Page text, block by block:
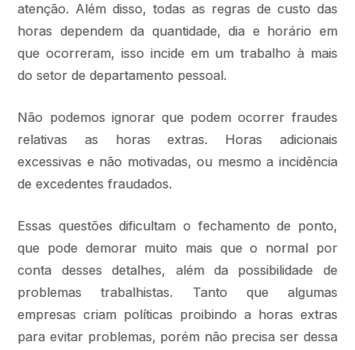
atenção. Além disso, todas as regras de custo das
horas dependem da quantidade, dia e horário em
que ocorreram, isso incide em um trabalho à mais
do setor de departamento pessoal.
Não podemos ignorar que podem ocorrer fraudes
relativas as horas extras. Horas adicionais
excessivas e não motivadas, ou mesmo a incidência
de excedentes fraudados.
Essas questões dificultam o fechamento de ponto,
que pode demorar muito mais que o normal por
conta desses detalhes, além da possibilidade de
problemas trabalhistas. Tanto que algumas
empresas criam políticas proibindo a horas extras
para evitar problemas, porém não precisa ser dessa